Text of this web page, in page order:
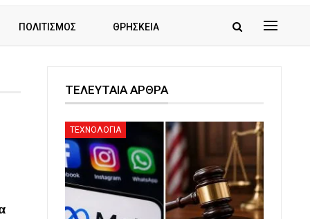
ΠΟΛΙΤΙΣΜΟΣ ΘΡΗΣΚΕΙΑ
ΤΕΛΕΥΤΑΙΑ ΑΡΘΡΑ
ΤΕΧΝΟΛΟΓΙΑ